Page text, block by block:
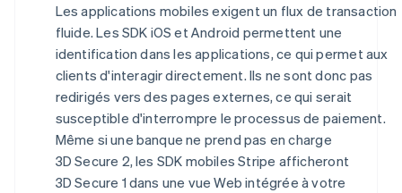
Les applications mobiles exigent un flux de transaction
fluide. Les SDK iOS et Android permettent une
identification dans les applications, ce qui permet aux
clients d'interagir directement. Ils ne sont donc pas
redirigés vers des pages externes, ce qui serait
susceptible d'interrompre le processus de paiement.
Même si une banque ne prend pas en charge
3D Secure 2, les SDK mobiles Stripe afficheront
3D Secure 1 dans une vue Web intégrée à votre